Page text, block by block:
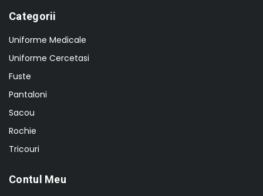
Categorii
Uniforme Medicale
Uniforme Cercetasi
Fuste
Pantaloni
Sacou
Rochie
Tricouri
Contul Meu